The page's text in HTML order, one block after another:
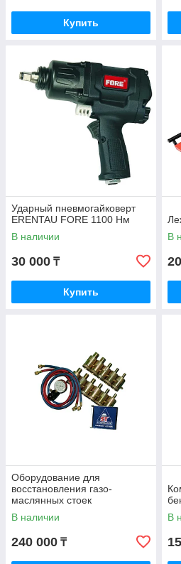
Стенд для тестирования и
Компрессометр для
Пневматический
Аппарат для заправки
«Ерен тау р-ай» предлагает
оборудования и инструмента
также всевозможные
комплектующие для
каталоге устройства
производителями – LAUNCH,
уделяем пристальное внимание
гарантируем его
Купить
Ударный пневмогайковерт
ERENTAU FORE 1100 Нм
В наличии
30 000 ₸
Купить
В
Оборудование для
восстановления газо-
маслянных стоек
(аммортизаторов) 11 насадок
В наличии
240 000 ₸
В